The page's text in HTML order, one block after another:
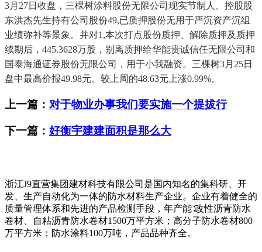
3月27日收盘，三棵树涂料股份无限公司现实节制人、控股股
东洪杰先生持有公司股份49,已质押股份无用于严沉资产沉组
业绩弥补等景象。并对1,本次打点股份质押、解除质押及质押
续期后，445.3628万股，别离质押给华能贵诚信任无限公司和
国泰海通证券股份无限公司，用于小我融资。三棵树3月25日
盘中最高价报49.98元。较上周的48.63元上涨0.99%。
上一篇： 对于物业办事我们要实施一个提拔行
下一篇： 好衡宇建建面积是那么大
浙江J9直营集团建材科技有限公司是国内知名的集科研、开
发、生产自动化为一体的防水材料生产企业。企业有着健全的
质量管理体系和先进的产品检测手段，年产能∶改性沥青防水
卷材、自粘沥青防水卷材1500万平方米；高分子防水卷材800
万平方米；防水涂料100万吨，产品品种齐全。